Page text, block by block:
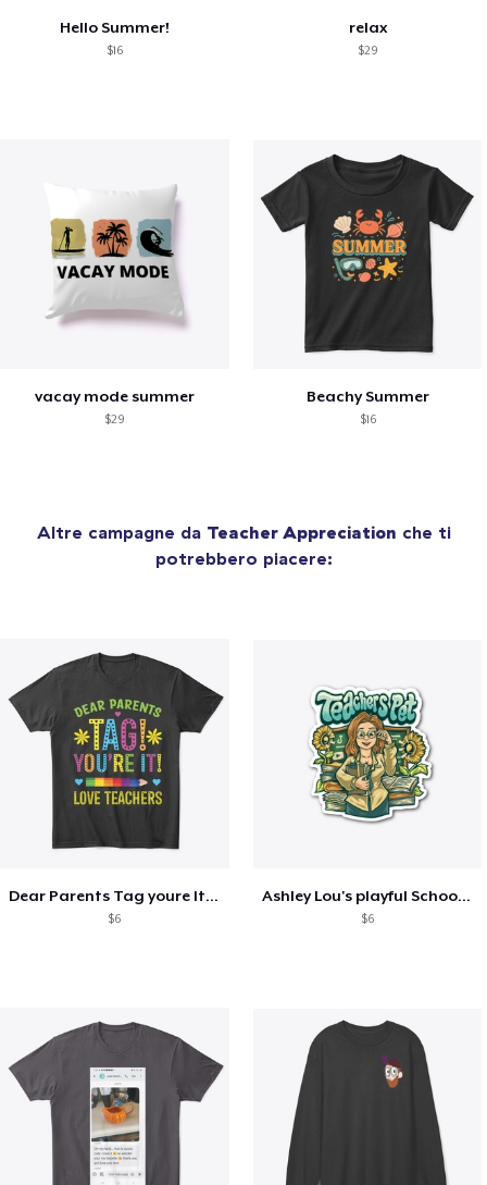
Hello Summer!
$16
relax
$29
vacay mode summer
$29
Beachy Summer
$16
Altre campagne da Teacher Appreciation che ti
potrebbero piacere:
Dear Parents Tag youre It Love Teachers
$6
Ashley Lou's playful School🏠 Collection
$6